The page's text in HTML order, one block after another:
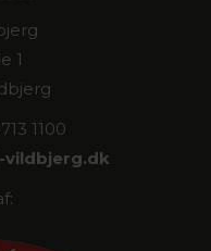
1
1100
vildbjerg.dk